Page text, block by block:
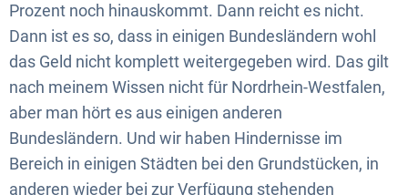
Prozent noch hinauskommt. Dann reicht es nicht.
Dann ist es so, dass in einigen Bundesländern wohl
das Geld nicht komplett weitergegeben wird. Das gilt
nach meinem Wissen nicht für Nordrhein-Westfalen,
aber man hört es aus einigen anderen
Bundesländern. Und wir haben Hindernisse im
Bereich in einigen Städten bei den Grundstücken, in
anderen wieder bei zur Verfügung stehenden